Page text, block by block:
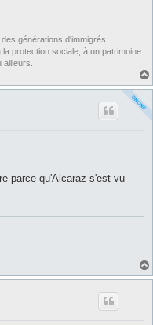
générations d'immigrés
protection sociale, à un patrimoine
parce qu'Alcaraz s'est vu